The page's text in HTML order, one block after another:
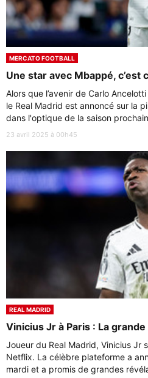
MERCATO FOOTBALL
Une star avec Mbappé, c’est
Alors que l’avenir de Carlo
le Real Madrid est annoncé sur la
dans l'optique de la saison
23 avril 2025 à 00h45
REAL MADRID
Vinicius Jr à Paris : La
Joueur du Real Madrid, Vinicius Jr
Netflix. La célèbre plateforme a
mardi et a promis de grandes